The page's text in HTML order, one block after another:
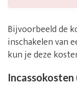
Bijvoorbeeld de
inschakelen van
kun je deze